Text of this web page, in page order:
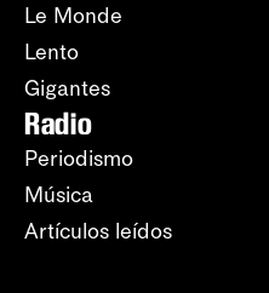
Le Monde
Lento
Gigantes
Radio
Periodismo
Música
Artículos leídos